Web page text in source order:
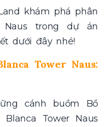
khám phá phân
Naus trong dự án
dưới đây nhé!
Tower Naus:
cánh buồm Bồ
Tower Naus